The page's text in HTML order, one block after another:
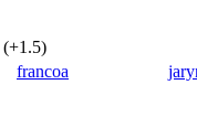
(+1.5)
francoa